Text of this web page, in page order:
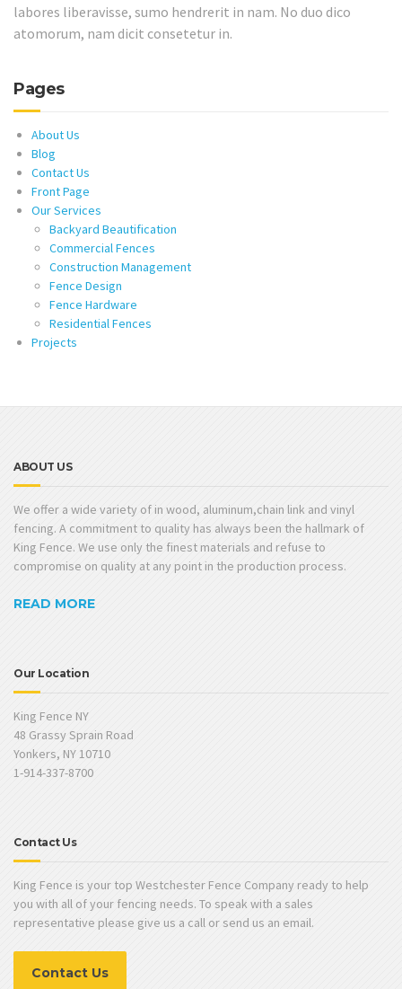
labores liberavisse, sumo hendrerit in nam. No duo dico
atomorum, nam dicit consetetur in.
Pages
About Us
Blog
Contact Us
Front Page
Our Services
Backyard Beautification
Commercial Fences
Construction Management
Fence Design
Fence Hardware
Residential Fences
Projects
ABOUT US
We offer a wide variety of in wood, aluminum,chain link and vinyl
fencing. A commitment to quality has always been the hallmark of
King Fence. We use only the finest materials and refuse to
compromise on quality at any point in the production process.
READ MORE
Our Location
King Fence NY
48 Grassy Sprain Road
Yonkers, NY 10710
1-914-337-8700
Contact Us
King Fence is your top Westchester Fence Company ready to help
you with all of your fencing needs. To speak with a sales
representative please give us a call or send us an email.
Contact Us